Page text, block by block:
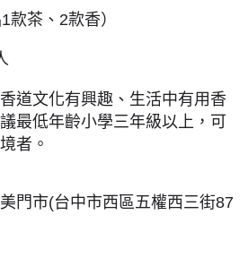
款茶、2款香）
道文化有興趣、生活中有用香
最低年齡小學三年級以上，可
者。
門市(台中市西區五權西三街87